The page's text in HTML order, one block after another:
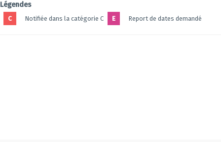
Légendes
C Notifiée dans la catégorie C E Report de dates demandé